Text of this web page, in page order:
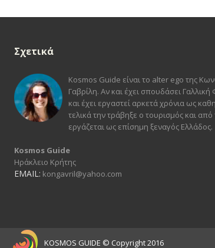
Σχετικά
Kosmos Guide είναι το alter ego της
Γαβρίλη. Αν και έχει σπουδάσει Γαλλική
και έχει εργαστεί αρκετά χρόνια ως
τελικά την τράβηξε ο τουρισμός και από
εργάζεται ως επίσημη ξεναγός Ελλάδος.
Kosmos Guide
Ηράκλειο Κρήτης
EMAIL: kongavril@yahoo.com
KOSMOS GUIDE © Copyright 2016